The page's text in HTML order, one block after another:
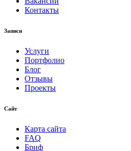
Контакты
Записи
Услуги
Портфолио
Блог
Отзывы
Проекты
Сайт
Карта сайта
FAQ
Бриф